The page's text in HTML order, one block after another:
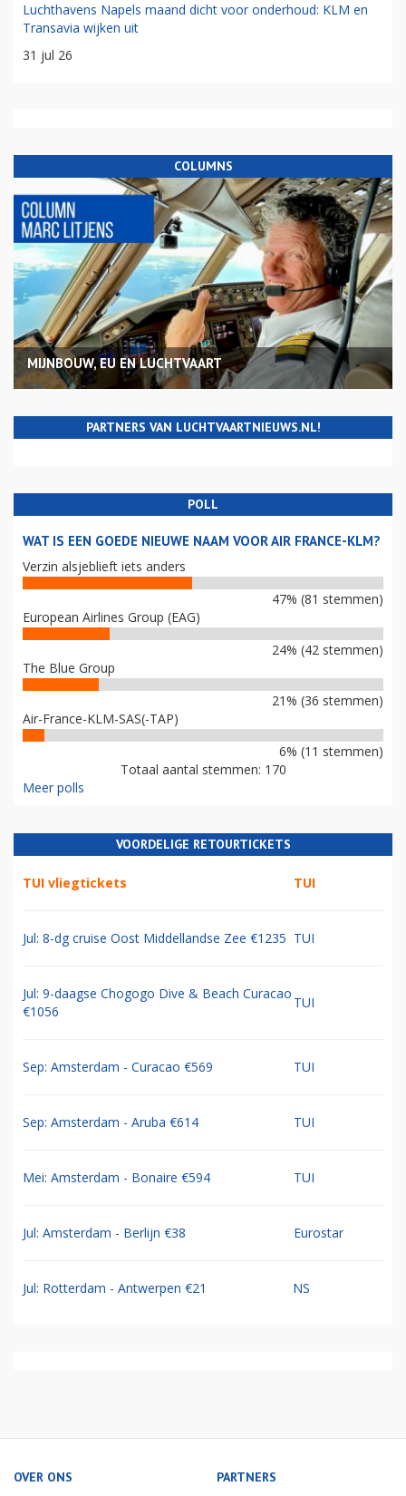
Luchthavens Napels maand dicht voor onderhoud: KLM en
Transavia wijken uit
31 jul 26
COLUMNS
MIJNBOUW, EU EN LUCHTVAART
PARTNERS VAN LUCHTVAARTNIEUWS.NL!
POLL
WAT IS EEN GOEDE NIEUWE NAAM VOOR AIR FRANCE-KLM?
Verzin alsjeblieft iets anders
47% (81 stemmen)
European Airlines Group (EAG)
24% (42 stemmen)
The Blue Group
21% (36 stemmen)
Air-France-KLM-SAS(-TAP)
6% (11 stemmen)
Totaal aantal stemmen: 170
Meer polls
VOORDELIGE RETOURTICKETS
TUI vliegtickets TUI
Jul: 8-dg cruise Oost Middellandse Zee €1235 TUI
Jul: 9-daagse Chogogo Dive & Beach Curacao
€1056
TUI
Sep: Amsterdam - Curacao €569 TUI
Sep: Amsterdam - Aruba €614 TUI
Mei: Amsterdam - Bonaire €594 TUI
Jul: Amsterdam - Berlijn €38 Eurostar
Jul: Rotterdam - Antwerpen €21 NS
OVER ONS PARTNERS